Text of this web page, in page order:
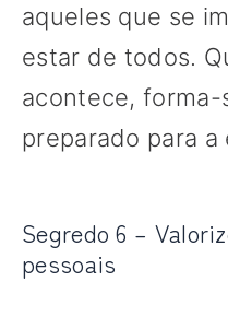
aqueles que se
estar de todos.
acontece, forma-
preparado para a
Segredo 6 –
pessoais